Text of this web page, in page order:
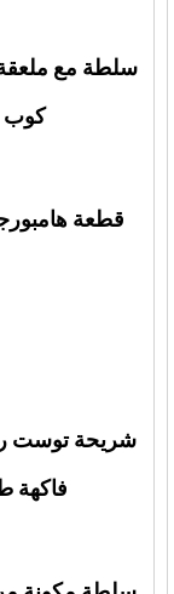
سلطة مع
كوب
قطعة
فاكهة